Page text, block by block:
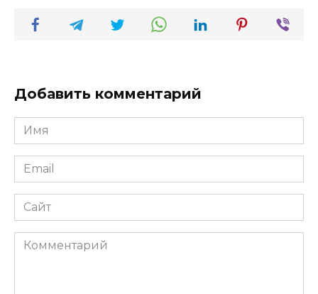
Добавить комментарий
Имя
*
Email
*
Сайт
Комментарий